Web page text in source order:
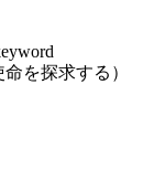
命を探求する）